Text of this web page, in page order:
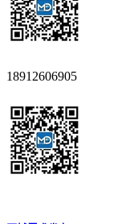
18912606905